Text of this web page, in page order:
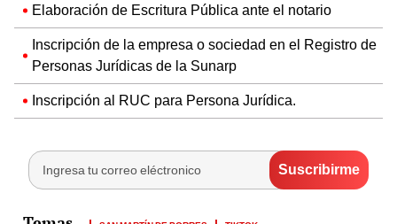
Elaboración de Escritura Pública ante el notario
Inscripción de la empresa o sociedad en el Registro de
Personas Jurídicas de la Sunarp
Inscripción al RUC para Persona Jurídica.